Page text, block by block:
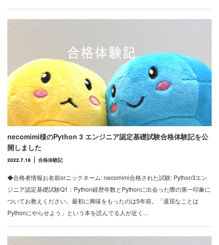
necomimi様のPython 3 エンジニア認定基礎試験合格体験記を公
開しました
2022.7.18 合格体験記
◆合格者情報お名前orニックネーム: necomimi合格された試験: Python3エン
ジニア認定基礎試験Q1：Python経歴年数とPythonに出会った際の第一印象に
ついてお教えください。最初に興味をもったのは5年前。「退屈なことは
Pythonにやらせよう」という本を読んでる人が近く…